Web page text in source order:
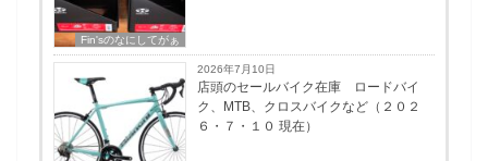
Fin'sのなにしてがぁ
2026年7月10日
店頭のセールバイク在庫 ロードバイ
ク、MTB、クロスバイクなど（２０２
６・７・１０ 現在）